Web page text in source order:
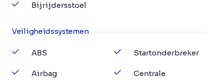
Bijrijdersstoel
Veiligheidssystemen
ABS
Airbag
Startonderbreker
Centrale